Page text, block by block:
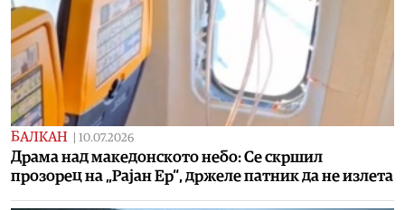
БАЛКАН 10.07.2026
Драма над македонското небо: Се скршил
прозорец на „Рајан Ер“, држеле патник да не излета